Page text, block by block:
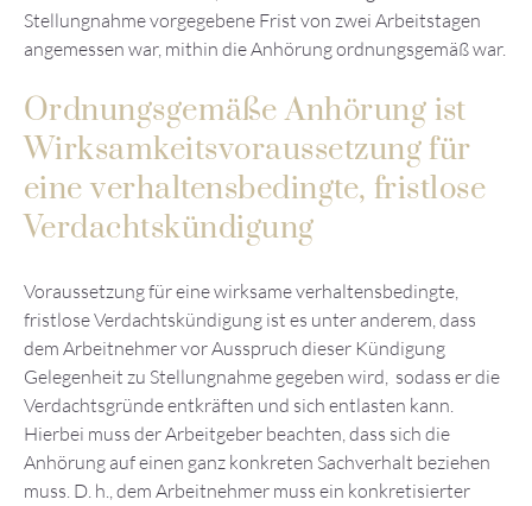
Stellungnahme vorgegebene Frist von zwei Arbeitstagen
angemessen war, mithin die Anhörung ordnungsgemäß war.
Ordnungsgemäße Anhörung ist
Wirksamkeitsvoraussetzung für
eine verhaltensbedingte, fristlose
Verdachtskündigung
Voraussetzung für eine wirksame verhaltensbedingte,
fristlose Verdachtskündigung ist es unter anderem, dass
dem Arbeitnehmer vor Ausspruch dieser Kündigung
Gelegenheit zu Stellungnahme gegeben wird, sodass er die
Verdachtsgründe entkräften und sich entlasten kann.
Hierbei muss der Arbeitgeber beachten, dass sich die
Anhörung auf einen ganz konkreten Sachverhalt beziehen
muss. D. h., dem Arbeitnehmer muss ein konkretisierter